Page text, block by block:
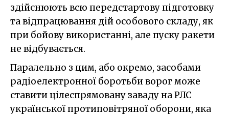
здійснюють всю передстартову підготовку
та відпрацювання дій особового складу, як
при бойову використанні, але пуску ракети
не відбувається.
Паралельно з цим, або окремо, засобами
радіоелектронної боротьби ворог може
ставити цілеспрямовану заваду на РЛС
української протиповітряної оборони, яка